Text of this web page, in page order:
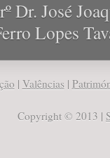
Dr. José
Lopes
| Valências |
Copyright © 2013 |